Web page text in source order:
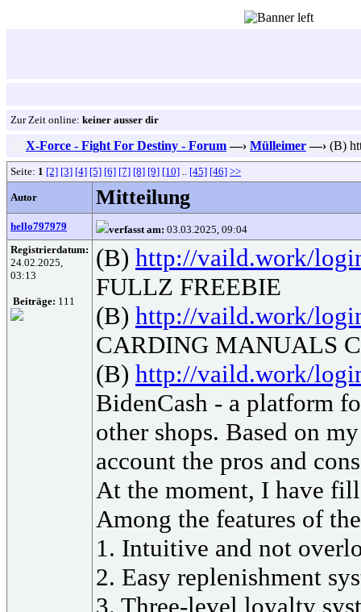
Zur Zeit online: keiner ausser dir
X-Force - Fight For Destiny - Forum —› Mülleimer —› (B)
Seite: 1 [2] [3] [4] [5] [6] [7] [8] [9] [10] .. [45] [46] >>
Autor Mitteilung
hello797979 verfasst am: 03.03.2025, 09:04
Registrierdatum:
24.02.2025,
03:13
Beiträge: 111
(B) http://vaild.work/
FULLZ FREEBIE
(B) http://vaild.work/
CARDING MANUALS
(B) http://vaild.work/
BidenCash - a platform
other shops. Based on
account the pros and
At the moment, I have
Among the features of
1. Intuitive and not
2. Easy replenishment
3. Three-level loyalty